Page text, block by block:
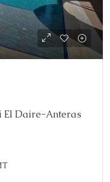
El Daire-Anteras